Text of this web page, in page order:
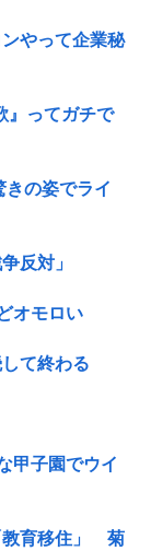
やって企業秘
』ってガチで
きの姿でライ
反対」
オモロい
て終わる
甲子園でウイ
教育移住」 菊